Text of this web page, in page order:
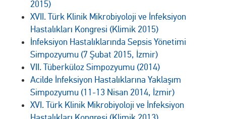
2015)
XVII. Türk Klinik Mikrobiyoloji ve İnfeksiyon
Hastalıkları Kongresi (Klimik 2015)
İnfeksiyon Hastalıklarında Sepsis Yönetimi
Simpozyumu (7 Şubat 2015, İzmir)
VII. Tüberküloz Simpozyumu (2014)
Acilde İnfeksiyon Hastalıklarına Yaklaşım
Simpozyumu (11-13 Nisan 2014, İzmir)
XVI. Türk Klinik Mikrobiyoloji ve İnfeksiyon